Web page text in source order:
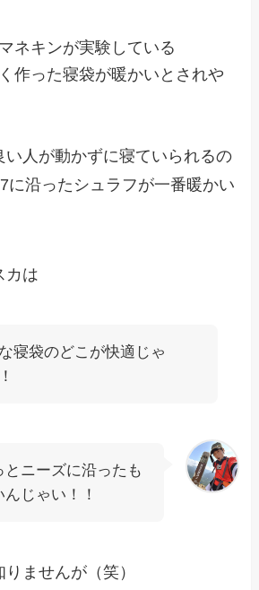
ネキンが実験している
作った寝袋が暖かいとされや
い人が動かずに寝ていられるの
に沿ったシュラフが一番暖かい
カは
寝袋のどこが快適じゃ
とニーズに沿ったも
じゃい！！
ませんが（笑）